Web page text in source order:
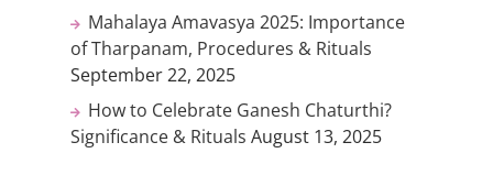
Mahalaya Amavasya 2025: Importance
of Tharpanam, Procedures & Rituals
September 22, 2025
How to Celebrate Ganesh Chaturthi?
Significance & Rituals August 13, 2025